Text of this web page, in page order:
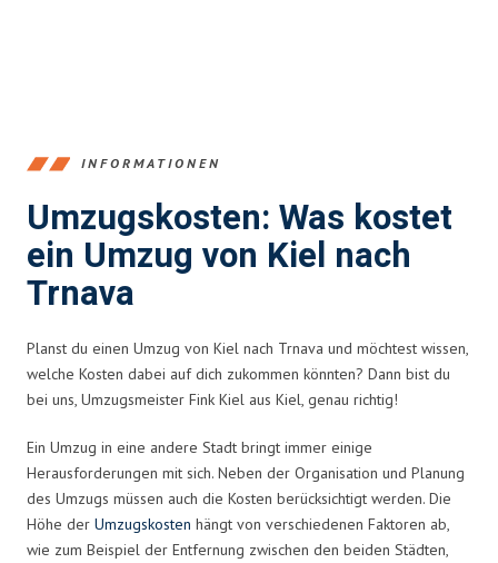
INFORMATIONEN
Umzugskosten: Was kostet
ein Umzug von Kiel nach
Trnava
Planst du einen Umzug von Kiel nach Trnava und möchtest wissen,
welche Kosten dabei auf dich zukommen könnten? Dann bist du
bei uns, Umzugsmeister Fink Kiel aus Kiel, genau richtig!
Ein Umzug in eine andere Stadt bringt immer einige
Herausforderungen mit sich. Neben der Organisation und Planung
des Umzugs müssen auch die Kosten berücksichtigt werden. Die
Höhe der Umzugskosten hängt von verschiedenen Faktoren ab,
wie zum Beispiel der Entfernung zwischen den beiden Städten,